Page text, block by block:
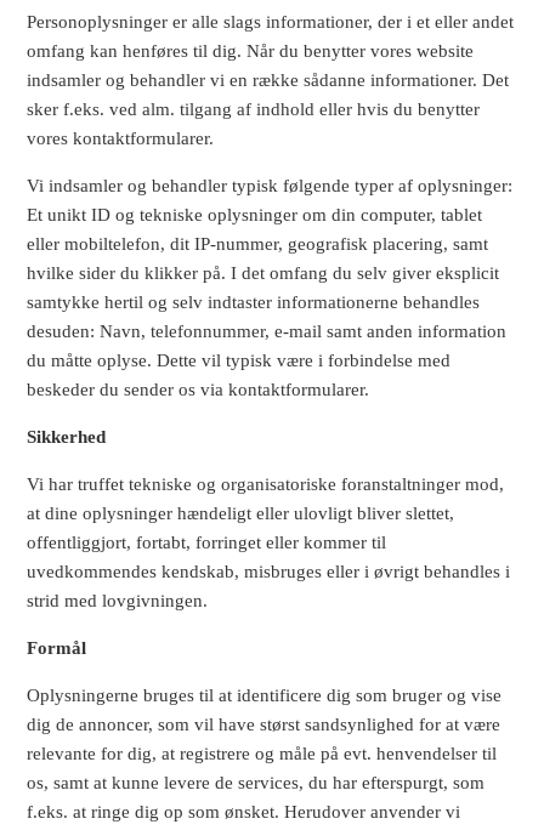
Personoplysninger er alle slags informationer, der i et eller andet
omfang kan henføres til dig. Når du benytter vores website
indsamler og behandler vi en række sådanne informationer. Det
sker f.eks. ved alm. tilgang af indhold eller hvis du benytter
vores kontaktformularer.
Vi indsamler og behandler typisk følgende typer af oplysninger:
Et unikt ID og tekniske oplysninger om din computer, tablet
eller mobiltelefon, dit IP-nummer, geografisk placering, samt
hvilke sider du klikker på. I det omfang du selv giver eksplicit
samtykke hertil og selv indtaster informationerne behandles
desuden: Navn, telefonnummer, e-mail samt anden information
du måtte oplyse. Dette vil typisk være i forbindelse med
beskeder du sender os via kontaktformularer.
Sikkerhed
Vi har truffet tekniske og organisatoriske foranstaltninger mod,
at dine oplysninger hændeligt eller ulovligt bliver slettet,
offentliggjort, fortabt, forringet eller kommer til
uvedkommendes kendskab, misbruges eller i øvrigt behandles i
strid med lovgivningen.
Formål
Oplysningerne bruges til at identificere dig som bruger og vise
dig de annoncer, som vil have størst sandsynlighed for at være
relevante for dig, at registrere og måle på evt. henvendelser til
os, samt at kunne levere de services, du har efterspurgt, som
f.eks. at ringe dig op som ønsket. Herudover anvender vi